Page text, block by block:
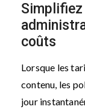
coûts
Lorsque les
contenu, les
jour